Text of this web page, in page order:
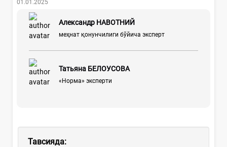
01.01.2025
Александр НАВОТНИЙ
меҳнат қонунчилиги бўйича эксперт
Татьяна БЕЛОУСОВА
«Норма» эксперти
Тавсияда: